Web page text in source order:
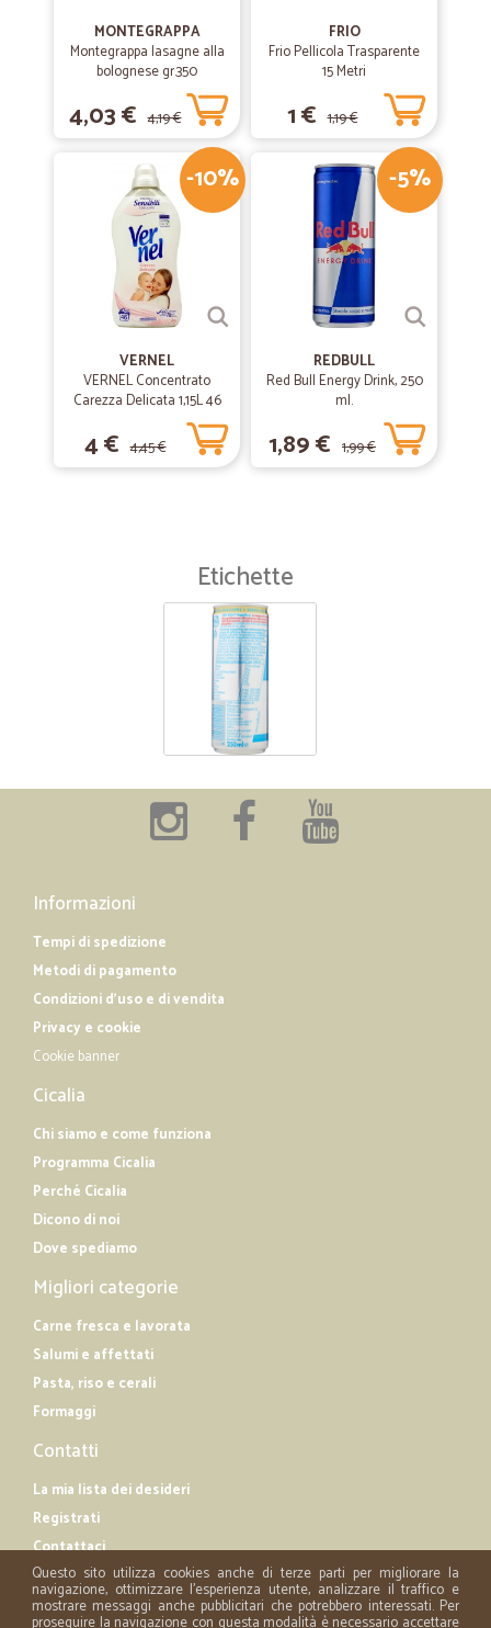
MONTEGRAPPA
Montegrappa lasagne alla
bolognese gr.350
4,03 € 4,19 €
FRIO
Frio Pellicola Trasparente
15 Metri
1 € 1,19 €
-10%
VERNEL
VERNEL Concentrato
Carezza Delicata 1,15L 46
4 € 4,45 €
-5%
REDBULL
Red Bull Energy Drink, 250
ml.
1,89 € 1,99 €
Etichette
Informazioni
Tempi di spedizione
Metodi di pagamento
Condizioni d'uso e di vendita
Privacy e cookie
Cookie banner
Cicalia
Chi siamo e come funziona
Programma Cicalia
Perché Cicalia
Dicono di noi
Dove spediamo
Migliori categorie
Carne fresca e lavorata
Salumi e affettati
Pasta, riso e cerali
Formaggi
Contatti
La mia lista dei desideri
Registrati
Contattaci
Questo sito utilizza cookies anche di terze parti per migliorare la
navigazione, ottimizzare l'esperienza utente, analizzare il traffico e
mostrare messaggi anche pubblicitari che potrebbero interessati. Per
proseguire la navigazione con questa modalità è necessario accettare